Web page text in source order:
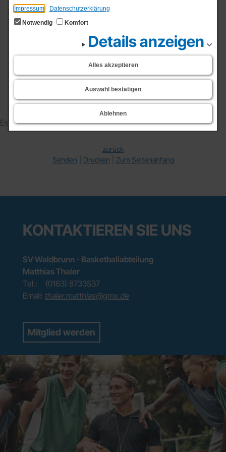
Impressum
Datenschutzerklärung
Notwendig
Komfort
Details anzeigen
Alles akzeptieren
Auswahl bestätigen
Ablehnen
Es wurden keine Meldungen gefunden.
zurück
Senden
Drucken Zum Seitenanfang
KONTAKTIEREN SIE UNS
SV Waldbrunn - Basketballabteilung
Matthias Thaler
Tel.: (0163) 8733537
Email: thaler.matthias@gmx.de
Mitglied werden